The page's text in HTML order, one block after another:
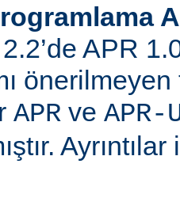
APR
APR ve